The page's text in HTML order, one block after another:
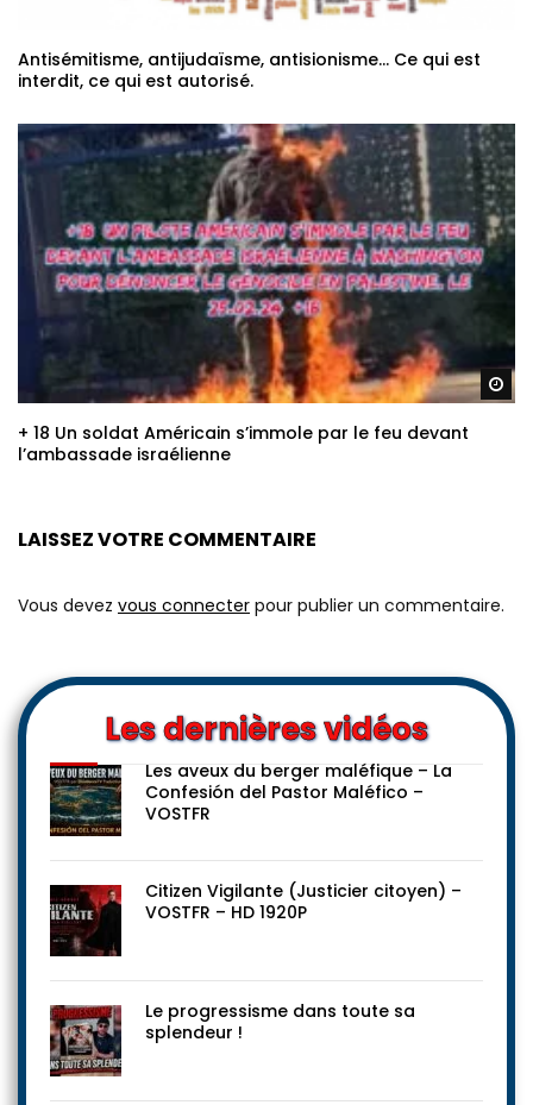
Antisémitisme, antijudaïsme, antisionisme… Ce qui est
interdit, ce qui est autorisé.
+ 18 Un soldat Américain s’immole par le feu devant
l’ambassade israélienne
LAISSEZ VOTRE COMMENTAIRE
Vous devez vous connecter pour publier un commentaire.
Les dernières vidéos
Les aveux du berger maléfique – La
Confesión del Pastor Maléfico –
VOSTFR
Citizen Vigilante (Justicier citoyen) –
VOSTFR – HD 1920P
Le progressisme dans toute sa
splendeur !